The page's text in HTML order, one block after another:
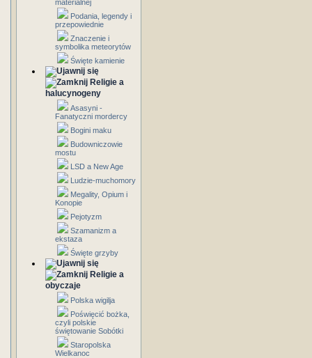
materialnej
Podania, legendy i
przepowiednie
Znaczenie i
symbolika meteorytów
Święte kamienie
Religie a
halucynogeny
Asasyni -
Fanatyczni mordercy
Bogini maku
Budowniczowie
mostu
LSD a New Age
Ludzie-muchomory
Megality, Opium i
Konopie
Pejotyzm
Szamanizm a
ekstaza
Święte grzyby
Religie a
obyczaje
Polska wigilja
Poświęcić bożka,
czyli polskie
świętowanie Sobótki
Staropolska
Wielkanoc